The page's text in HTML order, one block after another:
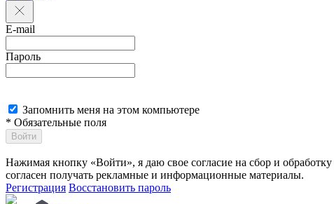
E-mail
Пароль
Запомнить меня на этом компьютере
* Обязательные поля
Войти
Нажимая кнопку «Войти», я даю свое согласие на сбор и
согласен получать рекламные и информационные материалы.
Регистрация Восстановить пароль